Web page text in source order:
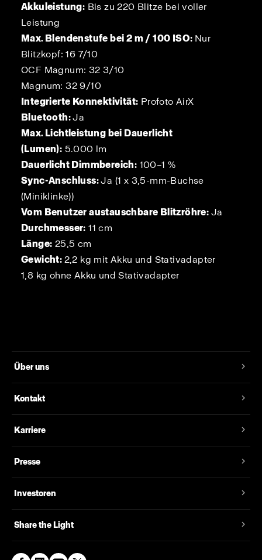
Akkuleistung: Bis zu 220 Blitze bei voller
Leistung
Max. Blendenstufe bei 2 m / 100 ISO: Nur
Blitzkopf: 16 7/10
OCF Magnum: 32 3/10
Magnum: 32 9/10
Integrierte Konnektivität: Profoto AirX
Bluetooth:Ja
Max. Lichtleistung bei Dauerlicht
(Lumen): 5.000 lm
Dauerlicht Dimmbereich: 100–1 %
Sync-Anschluss:Ja (1 x 3,5-mm-Buchse
(Miniklinke))
Vom Benutzer austauschbare Blitzröhre: Ja
Durchmesser: 11 cm
Länge: 25,5 cm
Gewicht: 2,2 kg mit Akku und Stativadapter
1,8 kg ohne Akku und Stativadapter
Über uns
Kontakt
Karriere
Presse
Investoren
Share the Light